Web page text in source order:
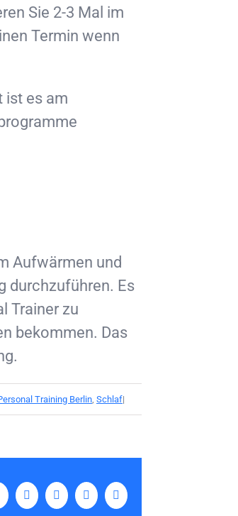
Sie 2-3 Mal im
Termin wenn
ist es am
Aufwärmen und
durchzuführen. Es
Trainer zu
bekommen. Das
Training Berlin, Schlaf|
TumblrPinterestVk
E-
Mail